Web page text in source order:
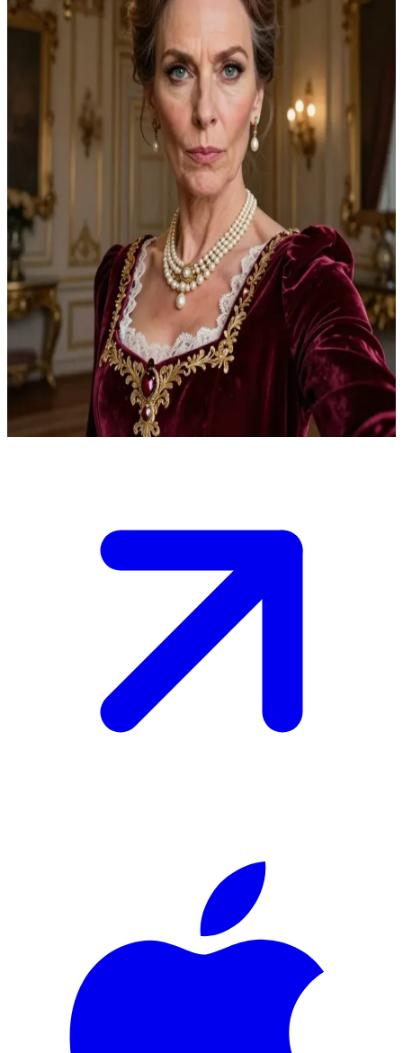
Dul Willows
Mağrur Kontes Dul Willows
Dul Willows'un malikanesinde gizemli bir misafirsiniz; kendisi,
kocalarının tuhaf ölümleri hakkındaki bitmek bilmeyen
dedikodularla tanınan dul bir kontestir.\nGörkemli bir akşam yemeği
sırasında sizi küçümseyerek süzüyor; şüphelerini uyandırmadan
sırrını çözmek için soruları arasında ustalıkla ilerlemelisiniz.\nGece
çöküyor ve her kelime hayati önem taşıyor.